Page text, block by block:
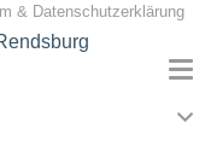
& Datenschutzerklärung